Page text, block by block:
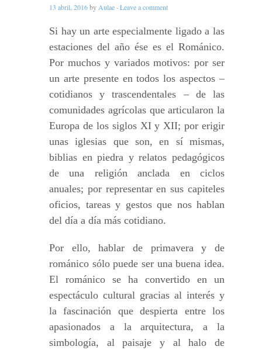
13 abril, 2016by Aulae · Leave a comment
Si hay un arte especialmente ligado a las
estaciones del año ése es el Románico.
Por muchos y variados motivos: por ser
un arte presente en todos los aspectos –
cotidianos y trascendentales – de las
comunidades agrícolas que articularon la
Europa de los siglos XI y XII; por erigir
unas iglesias que son, en sí mismas,
biblias en piedra y relatos pedagógicos
de una religión anclada en ciclos
anuales; por representar en sus capiteles
oficios, tareas y gestos que nos hablan
del día a día más cotidiano.
Por ello, hablar de primavera y de
románico sólo puede ser una buena idea.
El románico se ha convertido en un
espectáculo cultural gracias al interés y
la fascinación que despierta entre los
apasionados a la arquitectura, a la
simbología, al paisaje y al halo de